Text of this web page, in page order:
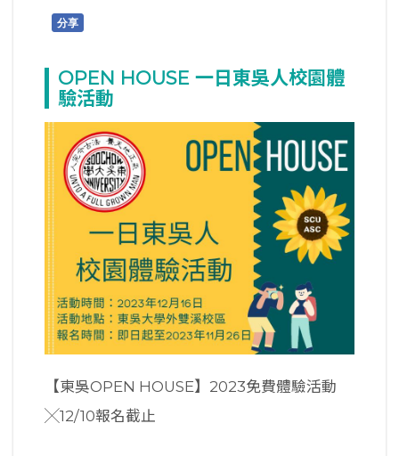
分享
OPEN HOUSE 一日東吳人校園體
驗活動
【東吳OPEN HOUSE】2023免費體驗活動
╳12/10報名截止